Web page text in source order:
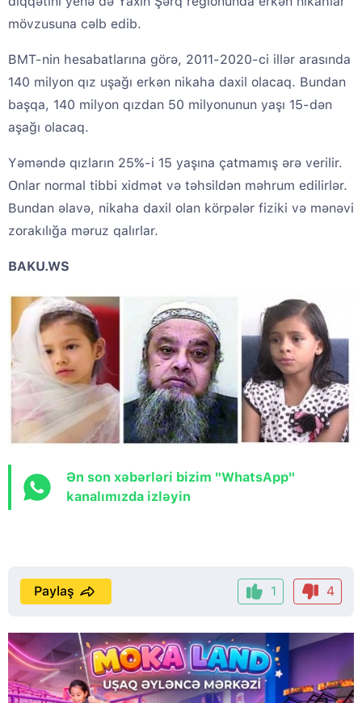
mövzusuna cəlb edib.
BMT-nin hesabatlarına görə, 2011-2020-ci illər arasında
140 milyon qız uşağı erkən nikaha daxil olacaq. Bundan
başqa, 140 milyon qızdan 50 milyonunun yaşı 15-dən
aşağı olacaq.
Yəməndə qızların 25%-i 15 yaşına çatmamış ərə verilir.
Onlar normal tibbi xidmət və təhsildən məhrum edilirlər.
Bundan əlavə, nikaha daxil olan körpələr fiziki və mənəvi
zorakılığa məruz qalırlar.
BAKU.WS
Ən son xəbərləri bizim "WhatsApp"
kanalımızda izləyin
1 4
Paylaş